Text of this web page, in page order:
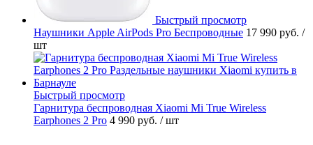
Быстрый просмотр
Наушники Apple AirPods Pro Беспроводные 17 990 руб. /
шт
Быстрый просмотр
Гарнитура беспроводная Xiaomi Mi True Wireless
Earphones 2 Pro 4 990 руб. / шт